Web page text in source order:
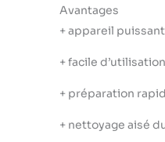
Avantages
+appareil puissant
+facile d’utilisation
+ préparation
+ nettoyage aisé